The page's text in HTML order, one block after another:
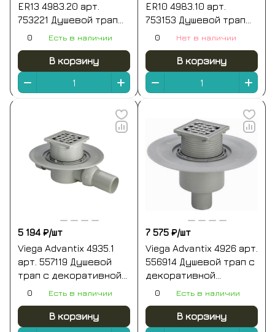
ER13 4983.20 арт.
753221 Душевой трап
900 мм | комплект с
(нержавеющая сталь)
0 Есть в наличии
В корзину
ER10 4983.10 арт.
753153 Душевой трап
750 мм | комплект с
панелью (нержавеющая
сталь)
0 Нет в наличии
В корзину
5 194 ₽/шт
Viega Advantix 4935.1
арт. 557119 Душевой
трап с декоративной
панелью 100*100 мм
0 Есть в наличии
В корзину
7 575 ₽/шт
Viega Advantix 4926 арт.
556914 Душевой трап с
декоративной
панелью 100*100 мм
0 Есть в наличии
В корзину